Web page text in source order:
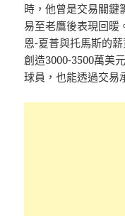
時，他曾是交易關鍵
易至老鷹後表現回暖
恩-夏普與托馬斯的
創造3000-3500萬美
球員，也能透過交易